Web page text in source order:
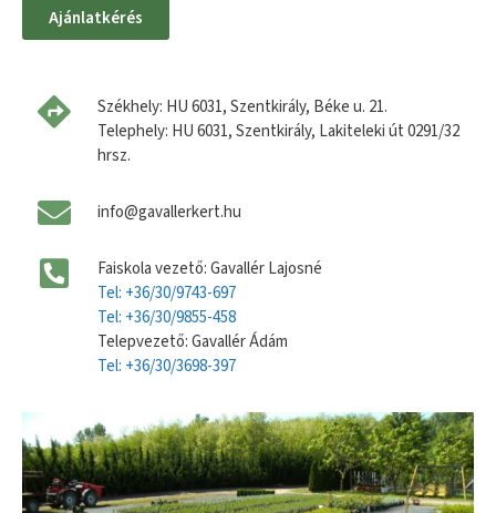
Ajánlatkérés
Székhely: HU 6031, Szentkirály, Béke u. 21.
Telephely: HU 6031, Szentkirály, Lakiteleki út 0291/32
hrsz.
info@gavallerkert.hu
Faiskola vezető: Gavallér Lajosné
Tel: +36/30/9743-697
Tel: +36/30/9855-458
Telepvezető: Gavallér Ádám
Tel: +36/30/3698-397